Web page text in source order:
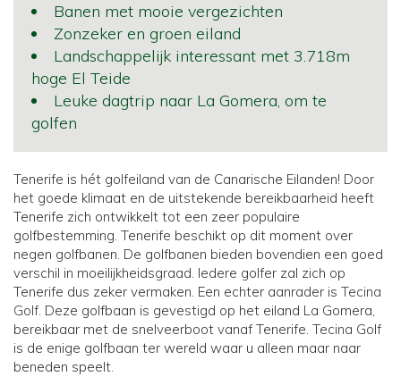
Banen met mooie vergezichten
Zonzeker en groen eiland
Landschappelijk interessant met 3.718m
hoge El Teide
Leuke dagtrip naar La Gomera, om te
golfen
Tenerife is hét golfeiland van de Canarische Eilanden! Door
het goede klimaat en de uitstekende bereikbaarheid heeft
Tenerife zich ontwikkelt tot een zeer populaire
golfbestemming. Tenerife beschikt op dit moment over
negen golfbanen. De golfbanen bieden bovendien een goed
verschil in moeilijkheidsgraad. Iedere golfer zal zich op
Tenerife dus zeker vermaken. Een echter aanrader is Tecina
Golf. Deze golfbaan is gevestigd op het eiland La Gomera,
bereikbaar met de snelveerboot vanaf Tenerife. Tecina Golf
is de enige golfbaan ter wereld waar u alleen maar naar
beneden speelt.